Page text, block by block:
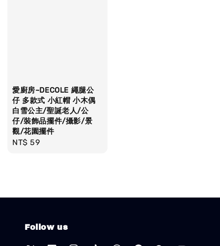
愛廚房~DECOLE 繩腿公
仔 多款式 小紅帽 小木偶
白雪公主/聖誕老人/公
仔/裝飾品擺件/攝影/景
觀/花園擺件
Regular
NT$ 59
Follow us